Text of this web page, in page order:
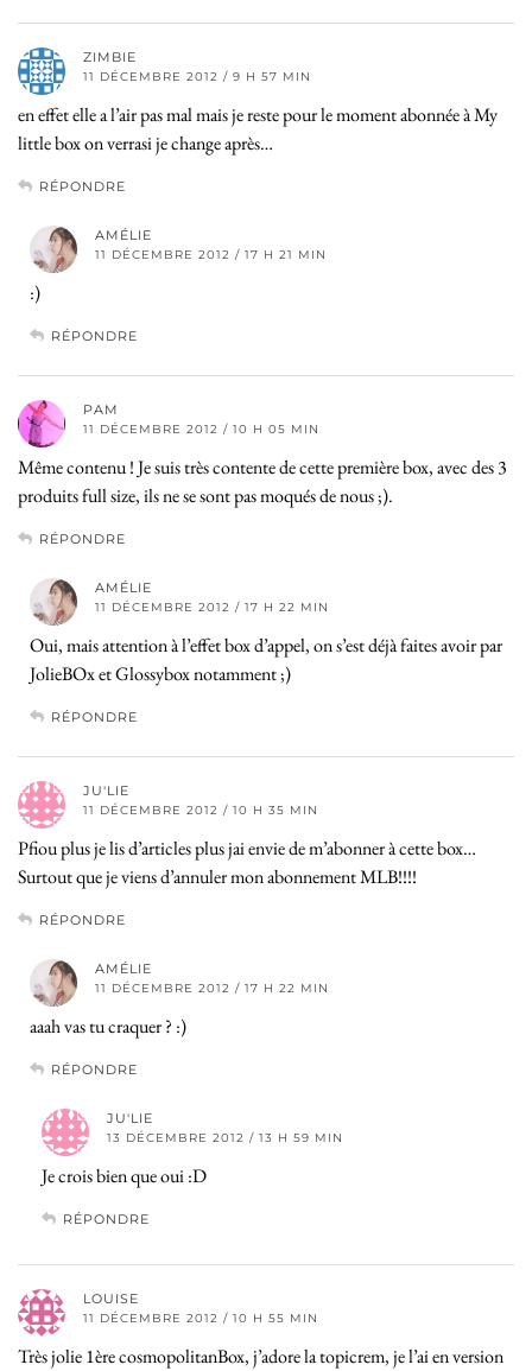
ZIMBIE
11 DÉCEMBRE 2012 / 9 H 57 MIN
en effet elle a l’air pas mal mais je reste pour le moment abonnée à My
little box on verrasi je change après…
RÉPONDRE
AMÉLIE
11 DÉCEMBRE 2012 / 17 H 21 MIN
:)
RÉPONDRE
PAM
11 DÉCEMBRE 2012 / 10 H 05 MIN
Même contenu ! Je suis très contente de cette première box, avec des 3
produits full size, ils ne se sont pas moqués de nous ;).
RÉPONDRE
AMÉLIE
11 DÉCEMBRE 2012 / 17 H 22 MIN
Oui, mais attention à l’effet box d’appel, on s’est déjà faites avoir par
JolieBOx et Glossybox notamment ;)
RÉPONDRE
JU'LIE
11 DÉCEMBRE 2012 / 10 H 35 MIN
Pfiou plus je lis d’articles plus jai envie de m’abonner à cette box…
Surtout que je viens d’annuler mon abonnement MLB!!!!
RÉPONDRE
AMÉLIE
11 DÉCEMBRE 2012 / 17 H 22 MIN
aaah vas tu craquer ? :)
RÉPONDRE
JU'LIE
13 DÉCEMBRE 2012 / 13 H 59 MIN
Je crois bien que oui :D
RÉPONDRE
LOUISE
11 DÉCEMBRE 2012 / 10 H 55 MIN
Très jolie 1ère cosmopolitanBox, j’adore la topicrem, je l’ai en version